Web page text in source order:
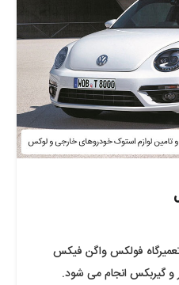
فولکس واگن فیکس
گیربکس انجام می شود.